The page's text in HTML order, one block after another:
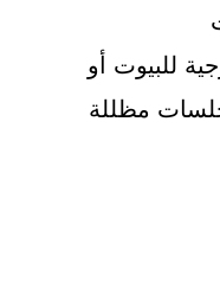
للبيوت أو
جلسات مظللة